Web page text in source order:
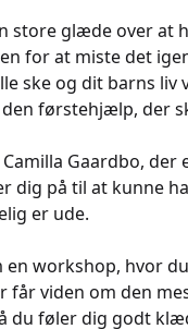
store glæde over at
for at miste det
ske og dit barns liv
den førstehjælp, der
Gaardbo, der
dig på til at kunne
er ude.
en workshop, hvor
får viden om den
du føler dig godt